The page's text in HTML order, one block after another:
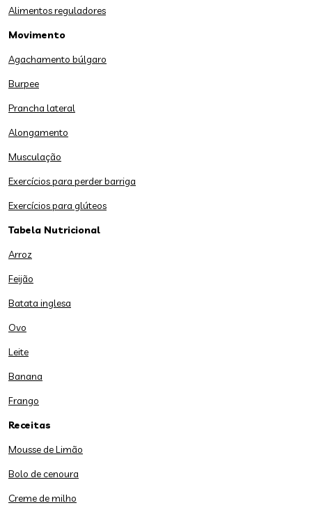
Alimentos reguladores
Movimento
Agachamento búlgaro
Burpee
Prancha lateral
Alongamento
Musculação
Exercícios para perder barriga
Exercícios para glúteos
Tabela Nutricional
Arroz
Feijão
Batata inglesa
Ovo
Leite
Banana
Frango
Receitas
Mousse de Limão
Bolo de cenoura
Creme de milho